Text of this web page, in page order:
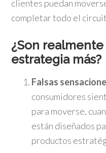
clientes puedan
completar todo el
¿Son
estrategia más?
Falsas
consumidores
para moverse,
están diseñados
productos